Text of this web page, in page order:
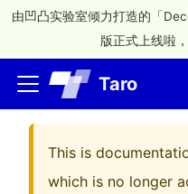
由凹凸实验室倾力打造的「
版正式上线啦
Taro
This is
which is no longer